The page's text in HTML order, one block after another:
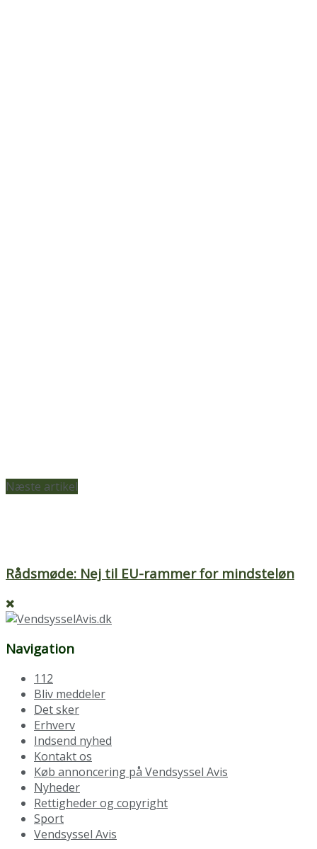
Næste artikel
Rådsmøde: Nej til EU-rammer for mindsteløn
Navigation
112
Bliv meddeler
Det sker
Erhverv
Indsend nyhed
Kontakt os
Køb annoncering på Vendsyssel Avis
Nyheder
Rettigheder og copyright
Sport
Vendsyssel Avis